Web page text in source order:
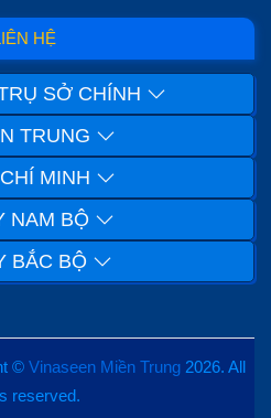
HỆ
SỞ CHÍNH
TRUNG
MINH
NAM BỘ
BẮC BỘ
© Vinaseen Miền Trung2026. All
reserved.